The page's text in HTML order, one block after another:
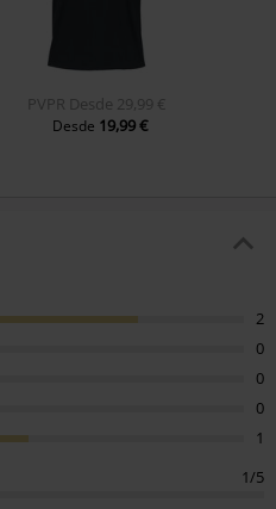
PVPR Desde 29,99 €
Desde 19,99 €
2
0
0
0
1
1/5